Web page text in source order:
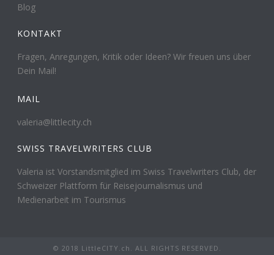
Blog
KONTAKT
Fragen, Anregungen, Kritik oder Ideen? Wir freuen uns über
Dein Mail!
MAIL
valeria@littlecity.ch
SWISS TRAVELWRITERS CLUB
Valeria ist Vorstandsmitglied im Swiss Travelwriters Club, der
Schweizer Plattform für Reisejournalismus und
Medienarbeit im Tourismus
© 2018 LittleCITY.ch. ALL RIGHTS RESERVED.